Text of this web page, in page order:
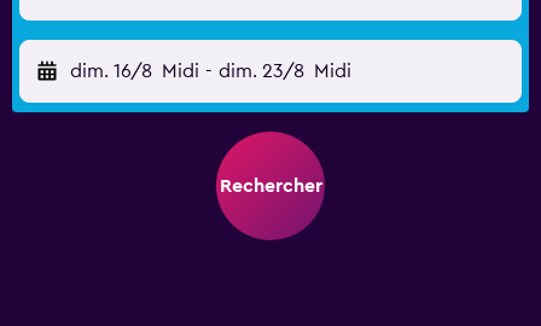
dim. 16/8 Midi - dim. 23/8 Midi
Rechercher